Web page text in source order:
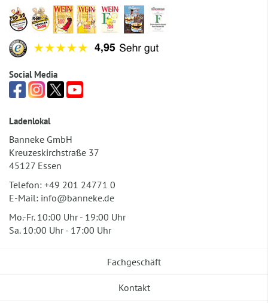
Social Media
Ladenlokal
Banneke GmbH
Kreuzeskirchstraße 37
45127 Essen
Telefon: +49 201 24771 0
E-Mail: info@banneke.de
Mo.-Fr. 10:00 Uhr - 19:00 Uhr
Sa. 10:00 Uhr - 17:00 Uhr
Fachgeschäft
Kontakt